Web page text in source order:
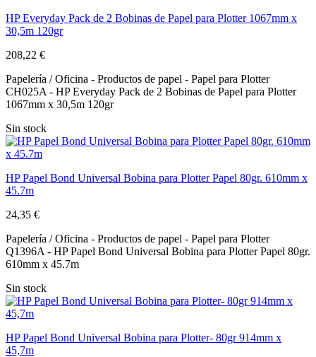
HP Everyday Pack de 2 Bobinas de Papel para Plotter 1067mm x
30,5m 120gr
208,22 €
Papelería / Oficina - Productos de papel - Papel para Plotter
CH025A - HP Everyday Pack de 2 Bobinas de Papel para Plotter
1067mm x 30,5m 120gr
Sin stock
HP Papel Bond Universal Bobina para Plotter Papel 80gr. 610mm x
45.7m
24,35 €
Papelería / Oficina - Productos de papel - Papel para Plotter
Q1396A - HP Papel Bond Universal Bobina para Plotter Papel 80gr.
610mm x 45.7m
Sin stock
HP Papel Bond Universal Bobina para Plotter- 80gr 914mm x
45,7m